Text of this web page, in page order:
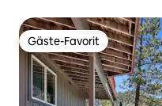
Gäste-Favorit
Gäste-Favorit